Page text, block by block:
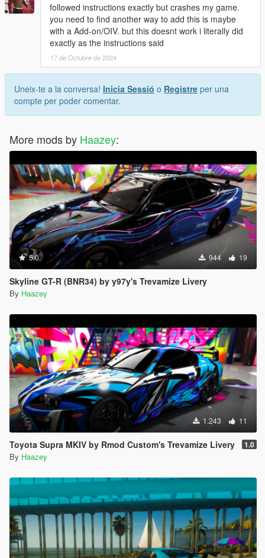
followed instructions exactly but crashes my game.
you need to find another way to add this is maybe
with a Add-on/OIV. but this doesnt work i literally did
exactly as the instructions said
17 de Octubre de 2024
Uneix-te a la conversa! Inicia Sessió o Registre per una
compte per poder comentar.
More mods by Haazey:
5.0 944 19
Skyline GT-R (BNR34) by y97y's Trevamize Livery
By Haazey
1.243 11
Toyota Supra MKIV by Rmod Custom's Trevamize Livery 1.0
By Haazey